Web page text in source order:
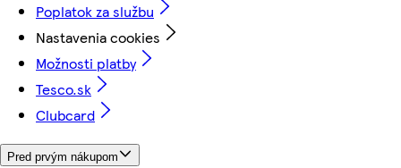
Poplatok za službu
Nastavenia cookies
Možnosti platby
Tesco.sk
Clubcard
Pred prvým nákupom